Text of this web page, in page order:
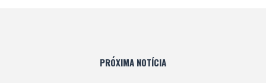
PRÓXIMA NOTÍCIA